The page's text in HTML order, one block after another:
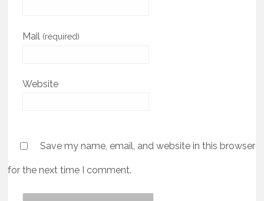
Mail (required)
Website
Save my name, email, and website in this browser
for the next time I comment.